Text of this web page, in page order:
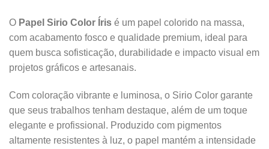
O Papel Sirio Color Íris é um papel colorido na massa,
com acabamento fosco e qualidade premium, ideal para
quem busca sofisticação, durabilidade e impacto visual em
projetos gráficos e artesanais.
Com coloração vibrante e luminosa, o Sirio Color garante
que seus trabalhos tenham destaque, além de um toque
elegante e profissional. Produzido com pigmentos
altamente resistentes à luz, o papel mantém a intensidade